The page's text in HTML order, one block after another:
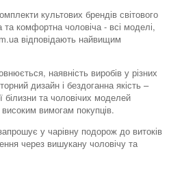
культових брендів світового
та комфортна чоловіча - всі моделі,
відповідають найвищим
наявність виробів у різних
дизайн і бездоганна якість –
білизни та чоловічих моделей
вимогам покупців.
у чарівну подорож до витоків
через вишукану чоловічу та